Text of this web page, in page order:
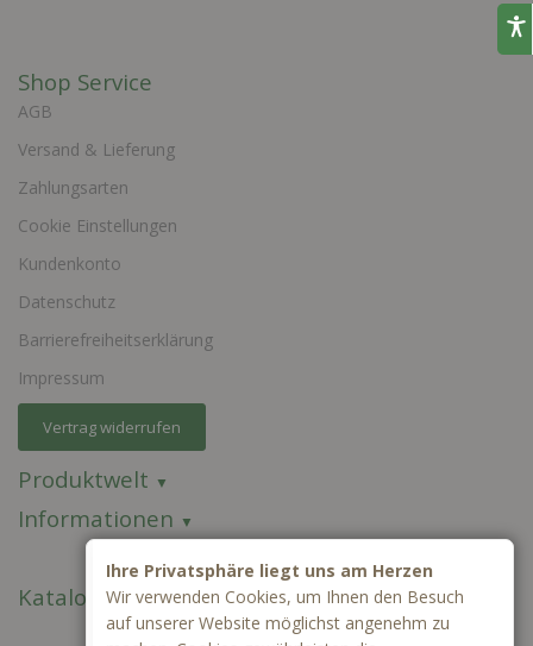
Shop Service
AGB
Versand & Lieferung
Zahlungsarten
Cookie Einstellungen
Kundenkonto
Datenschutz
Barrierefreiheitserklärung
Impressum
Vertrag widerrufen
Produktwelt
Informationen
Kataloge
Ihre Privatsphäre liegt uns am Herzen
Wir verwenden Cookies, um Ihnen den Besuch
auf unserer Website möglichst angenehm zu